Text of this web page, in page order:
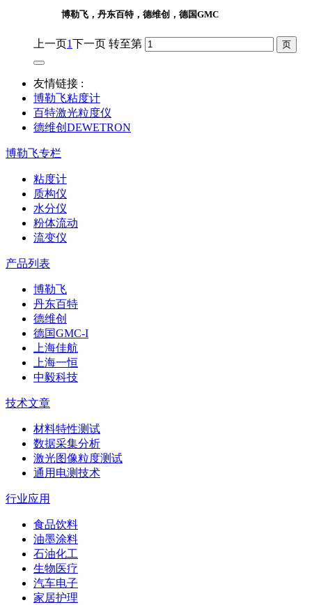
博勒飞，丹东百特，德维创，德国GMC
上一页1下一页 转至第
友情链接 :
博勒飞粘度计
百特激光粒度仪
德维创DEWETRON
博勒飞专栏
粘度计
质构仪
水分仪
粉体流动
流变仪
产品列表
博勒飞
丹东百特
德维创
德国GMC-I
上海佳航
上海一恒
中毅科技
技术文章
材料特性测试
数据采集分析
激光图像粒度测试
通用电测技术
行业应用
食品饮料
油墨涂料
石油化工
生物医疗
汽车电子
家居护理